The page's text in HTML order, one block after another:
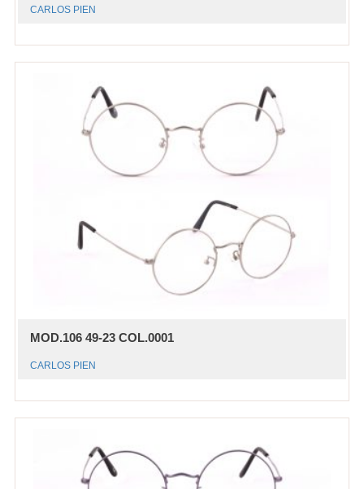
CARLOS PIEN
MOD.106 49-23 COL.0001
CARLOS PIEN